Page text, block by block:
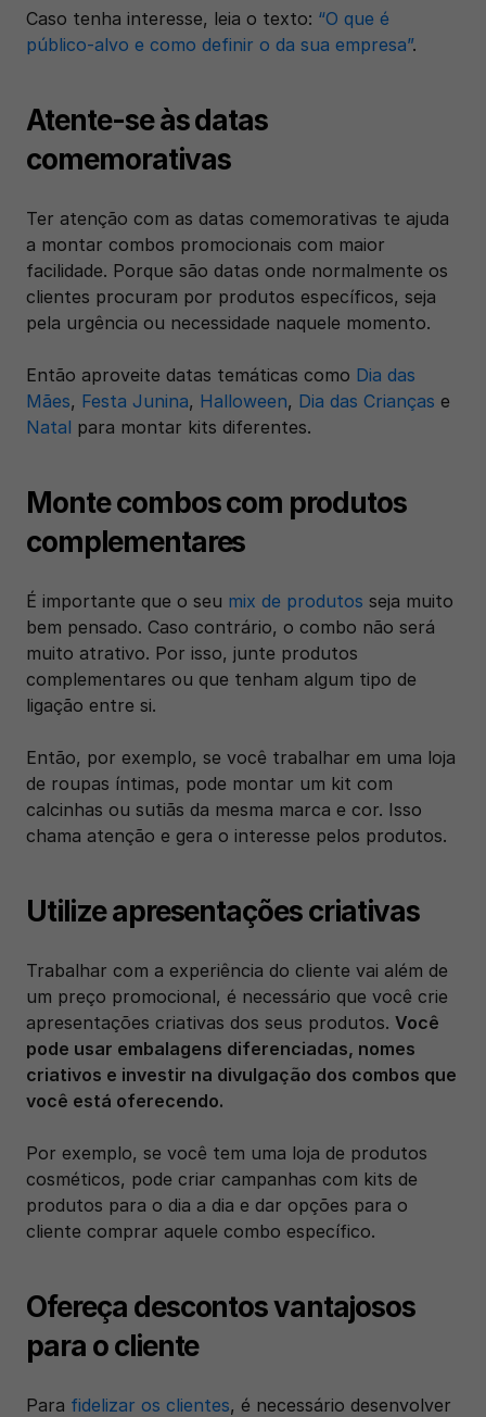
Caso tenha interesse, leia o texto: “O que é
público-alvo e como definir o da sua empresa”.
Atente-se às datas
comemorativas
Ter atenção com as datas comemorativas te ajuda
a montar combos promocionais com maior
facilidade. Porque são datas onde normalmente os
clientes procuram por produtos específicos, seja
pela urgência ou necessidade naquele momento.
Então aproveite datas temáticas como Dia das
Mães, Festa Junina, Halloween, Dia das Crianças
Natal para montar kits diferentes.
Monte combos com produtos
complementares
É importante que o seu mix de produtos seja muito
bem pensado. Caso contrário, o combo não será
muito atrativo. Por isso, junte produtos
complementares ou que tenham algum tipo de
ligação entre si.
Então, por exemplo, se você trabalhar em uma loja
de roupas íntimas, pode montar um kit com
calcinhas ou sutiãs da mesma marca e cor. Isso
chama atenção e gera o interesse pelos produtos.
Utilize apresentações criativas
Trabalhar com a experiência do cliente vai além de
um preço promocional, é necessário que você crie
apresentações criativas dos seus produtos. Você
pode usar embalagens diferenciadas, nomes
criativos e investir na divulgação dos combos que
você está oferecendo.
Por exemplo, se você tem uma loja de produtos
cosméticos, pode criar campanhas com kits de
produtos para o dia a dia e dar opções para o
cliente comprar aquele combo específico.
Ofereça descontos vantajosos
para o cliente
Para fidelizar os clientes, é necessário desenvolver